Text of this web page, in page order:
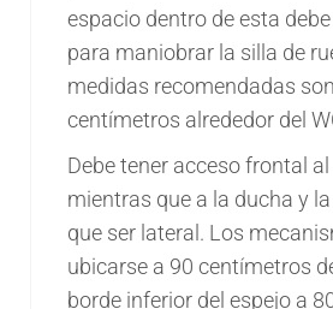
espacio dentro de esta
para maniobrar la silla de
medidas recomendadas
centímetros alrededor del
Debe tener acceso frontal
mientras que a la ducha y
que ser lateral. Los
ubicarse a 90 centímetros
borde inferior del espejo a